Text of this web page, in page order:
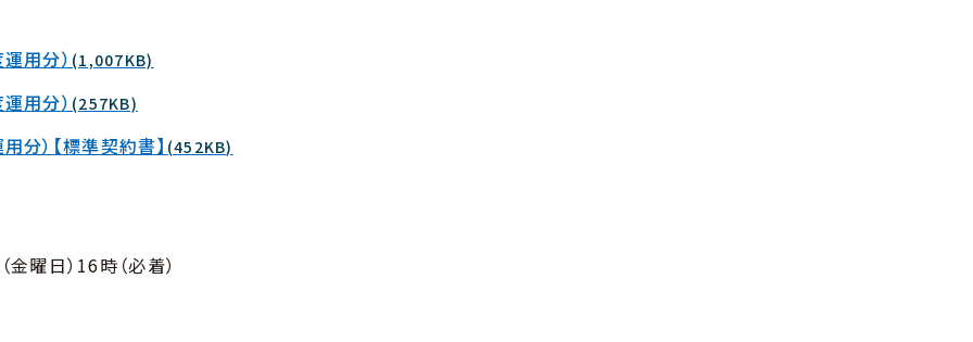
用分） (1,007KB)
用分） (257KB)
分）【標準契約書】 (452KB)
曜日）16時（必着）